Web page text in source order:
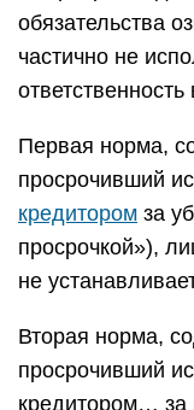
обязательства
частично не
Первая норма,
просрочивший
кредитором за
просрочкой»),
не
Вторая норма,
просрочивший
кредитором… за